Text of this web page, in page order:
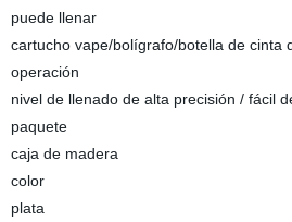
puede llenar
cartucho vape/bolígrafo/botella de cinta
operación
nivel de llenado de alta precisión / fácil
paquete
caja de madera
color
plata